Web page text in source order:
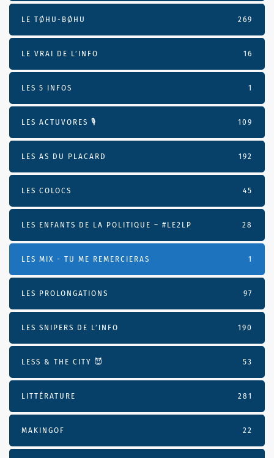
LE TØHU-BØHU 269
LE VRAI DE L’INFO 16
LES 5 INFOS 1
LES ACTUVORES 🎙 109
LES AS DU PLACARD 192
LES COLOCS 45
LES ENFANTS DE LA POLITIQUE – #LE2LP 28
LES MIX - TU ME REMERCIERAS 1
LES PROLONGATIONS 97
LES SNIPERS DE L’INFO 190
LESS & THE CITY 😈 53
LITTÉRATURE 281
MAKINGOF 22